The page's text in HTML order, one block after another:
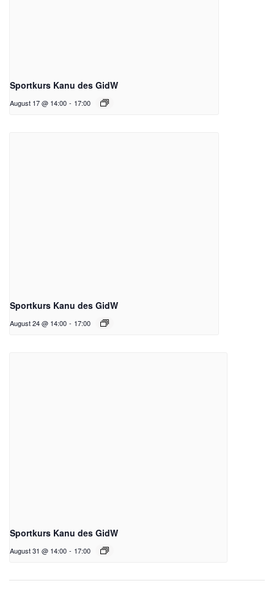
Sportkurs Kanu des GidW
August 17 @ 14:00 - 17:00
Sportkurs Kanu des GidW
August 24 @ 14:00 - 17:00
Sportkurs Kanu des GidW
August 31 @ 14:00 - 17:00